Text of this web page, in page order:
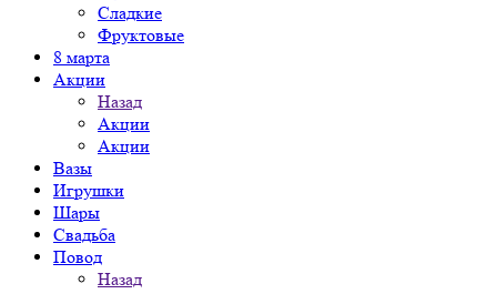
Сладкие
Фруктовые
8 марта
Акции
Назад
Акции
Акции
Вазы
Игрушки
Шары
Свадьба
Повод
Назад